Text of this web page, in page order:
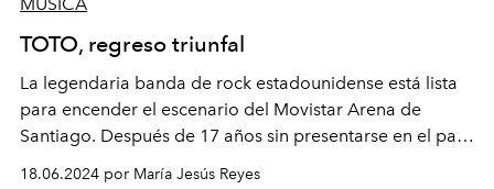
TOTO, regreso triunfal
La legendaria banda de rock estadounidense está lista
para encender el escenario del Movistar Arena de
Santiago. Después de 17 años sin presentarse en el país,
18.06.2024 por María Jesús Reyes